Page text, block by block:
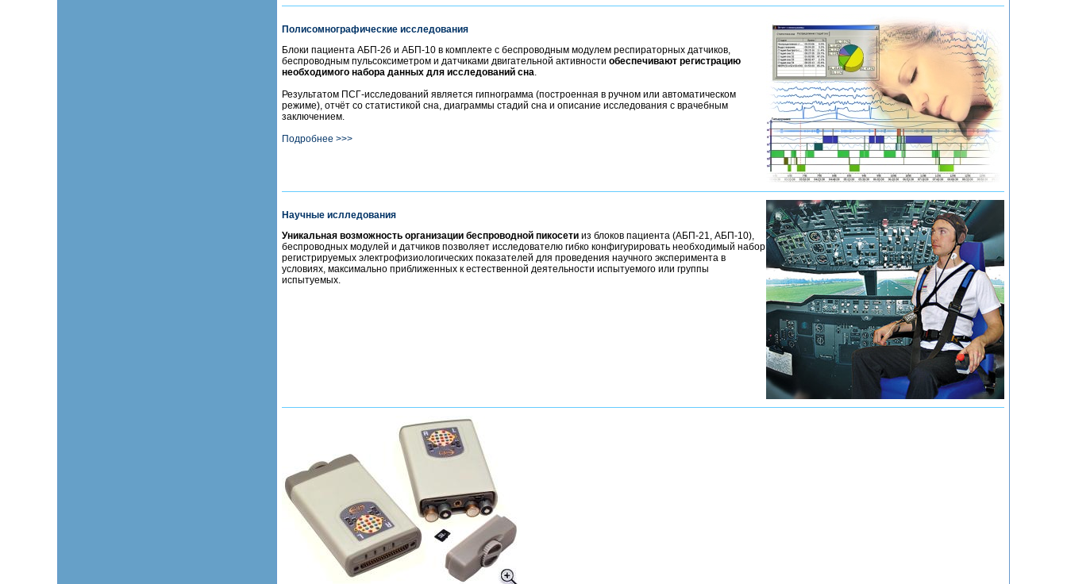
Полисомнографические исследования
Блоки пациента АБП-26 и АБП-10 в комплекте с беспроводным модулем респираторных датчиков,
беспроводным пульсоксиметром и датчиками двигательной активности обеспечивают регистрацию
необходимого набора данных для исследований сна.
Результатом ПСГ-исследований является гипнограмма (построенная в ручном или автоматическом
режиме), отчёт со статистикой сна, диаграммы стадий сна и описание исследования с врачебным
заключением.
Подробнее >>>
Научные ислледования
Уникальная возможность организации беспроводной пикосети из блоков пациента (АБП-21, АБП-10),
беспроводных модулей и датчиков позволяет исследователю гибко конфигурировать необходимый набор
регистрируемых электрофизиологических показателей для проведения научного эксперимента в
условиях, максимально приближенных к естественной деятельности испытуемого или группы
испытуемых.